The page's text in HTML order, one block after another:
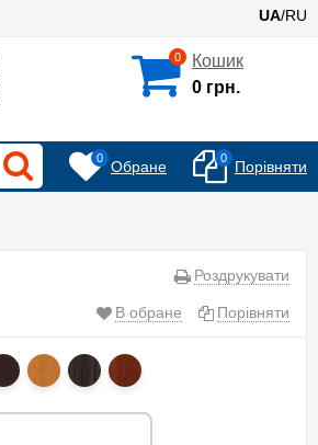
UA/RU
0
Кошик
0 грн.
0 Обране 0 Порівняти
Роздрукувати
В обране Порівняти